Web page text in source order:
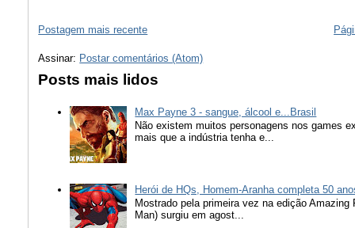
Postagem mais recente
Assinar: Postar comentários (Atom)
Posts mais lidos
Max Payne 3 - sangue, álcool e...Brasil
Não existem muitos personagens nos games
mais que a indústria tenha e...
Herói de HQs, Homem-Aranha completa 50
Mostrado pela primeira vez na edição
Man) surgiu em agost...